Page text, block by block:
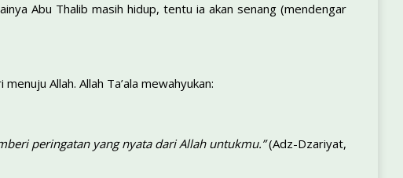
Abu Thalib masih hidup, tentu ia akan senang (mendengar
Allah. Allah Ta’ala mewahyukan:
peringatan yang nyata dari Allah untukmu.”(Adz-Dzariyat,